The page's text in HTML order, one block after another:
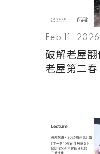
Feb 11, 2026
破解老屋
老屋第二